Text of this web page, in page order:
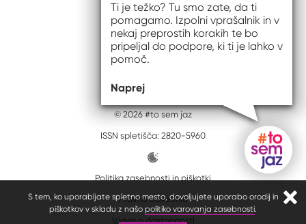
S tem, ko uporabljate spletno mesto, dovoljujete uporabo orodij in
piškotkov v skladu z našo politiko varovanja zasebnosti.
© 2026 #to sem jaz
ISSN spletišča: 2820-5960
Politika zasebnosti in piškotki
Pravno obvestilo
Izjava o dostopnosti
Gumb
Ti je težko? Tu smo zate, da ti
pomagamo. Izpolni vprašalnik in v
nekaj preprostih korakih te bo
pripeljal do podpore, ki ti je lahko v
pomoč.
Naprej